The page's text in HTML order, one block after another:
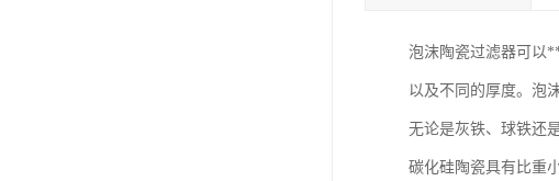
泡沫陶瓷过滤器可以
以及不同的厚度。泡
无论是灰铁、球铁还
碳化硅陶瓷具有比重